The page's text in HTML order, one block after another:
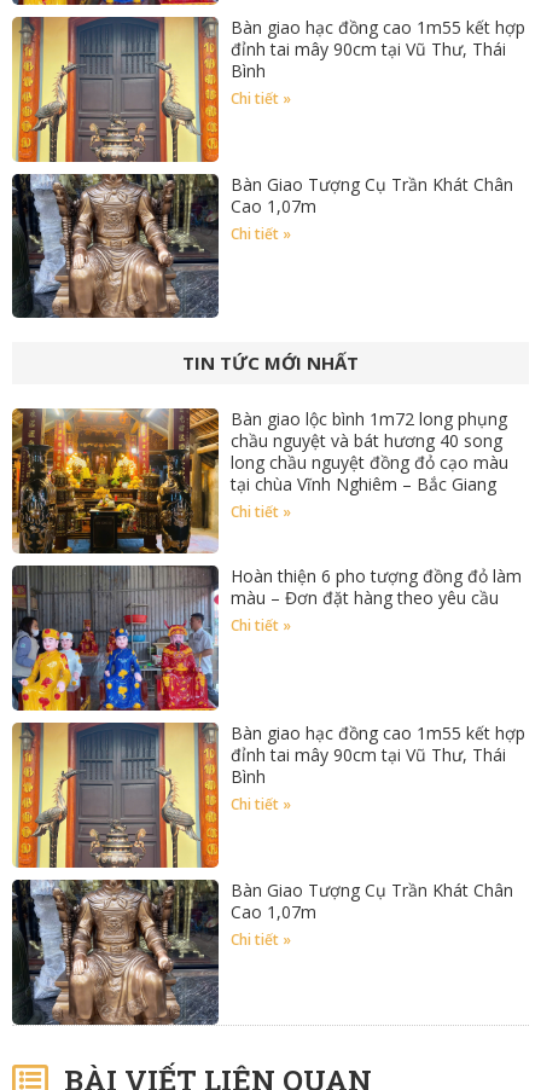
Bàn giao hạc đồng cao 1m55 kết hợp
đỉnh tai mây 90cm tại Vũ Thư, Thái
Bình
Chi tiết »
Bàn Giao Tượng Cụ Trần Khát Chân
Cao 1,07m
Chi tiết »
TIN TỨC MỚI NHẤT
Bàn giao lộc bình 1m72 long phụng
chầu nguyệt và bát hương 40 song
long chầu nguyệt đồng đỏ cạo màu
tại chùa Vĩnh Nghiêm – Bắc Giang
Chi tiết »
Hoàn thiện 6 pho tượng đồng đỏ làm
màu – Đơn đặt hàng theo yêu cầu
Chi tiết »
Bàn giao hạc đồng cao 1m55 kết hợp
đỉnh tai mây 90cm tại Vũ Thư, Thái
Bình
Chi tiết »
Bàn Giao Tượng Cụ Trần Khát Chân
Cao 1,07m
Chi tiết »
BÀI VIẾT LIÊN QUAN